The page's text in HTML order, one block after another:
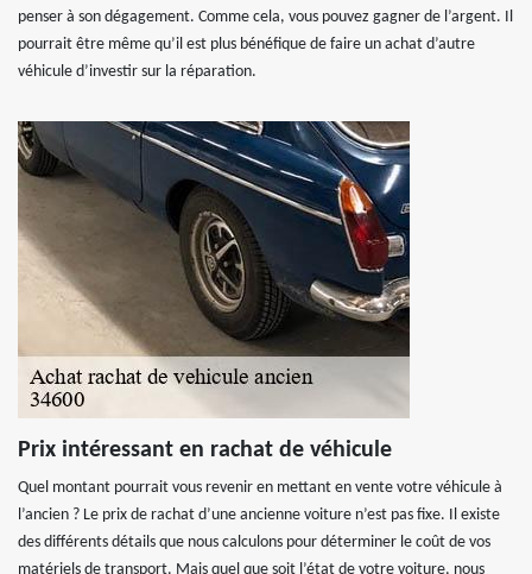
penser à son dégagement. Comme cela, vous pouvez gagner de l’argent. Il
pourrait être même qu’il est plus bénéfique de faire un achat d’autre
véhicule d’investir sur la réparation.
Prix intéressant en rachat de véhicule
Quel montant pourrait vous revenir en mettant en vente votre véhicule à
l’ancien ? Le prix de rachat d’une ancienne voiture n’est pas fixe. Il existe
des différents détails que nous calculons pour déterminer le coût de vos
matériels de transport. Mais quel que soit l’état de votre voiture, nous